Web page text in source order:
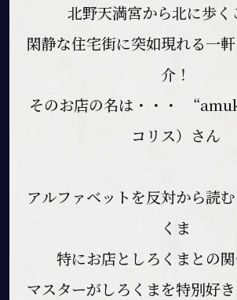
北野天満宮から北に歩く
閑静な住宅街に突如現れる一
介！
そのお店の名は・・・
コリス）さん
アルファベットを反対から読
くま
特にお店としろくまとの関
マスターがしろくまを特別好